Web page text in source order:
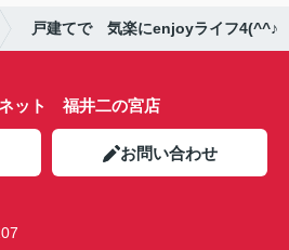
戸建てで 気楽にenjoyライフ4(^^♪
ット 福井二の宮店
お問い合わせ